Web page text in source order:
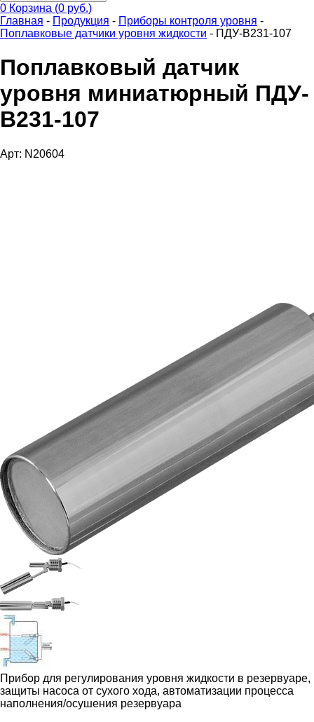
0 Корзина (0 руб.)
Главная - Продукция - Приборы контроля уровня -
Поплавковые датчики уровня жидкости - ПДУ-В231-107
Поплавковый датчик
уровня миниатюрный ПДУ-
В231-107
Арт: N20604
Прибор для регулирования уровня жидкости в резервуаре,
защиты насоса от сухого хода, автоматизации процесса
наполнения/осушения резервуара